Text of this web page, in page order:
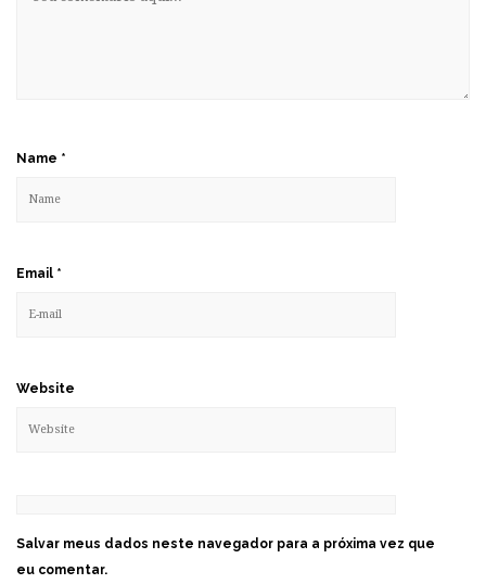
Name *
Email *
Website
Salvar meus dados neste navegador para a próxima vez que
eu comentar.